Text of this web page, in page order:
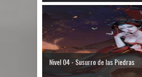
Nivel 04 - Susurro de las Piedras